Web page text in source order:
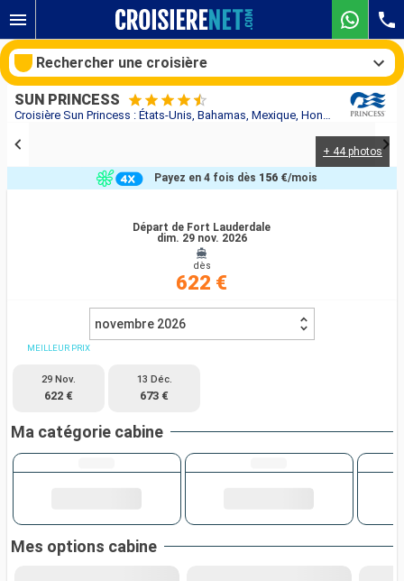
Croisière Sun Princess : États-Unis, Bahamas, Mexique, Honduras au départ de Fort Lauderdale
SUN PRINCESS
+ 44 photos
Départ de Fort Lauderdale
dim. 29 nov. 2026
dès
622 €
Payez en 4 fois dès 156 €/mois
novembre 2026
MEILLEUR PRIX
29 Nov.
622 €
13 Déc.
673 €
Ma catégorie cabine
Mes options cabine
Rechercher une croisière
Compagnies
Rechercher